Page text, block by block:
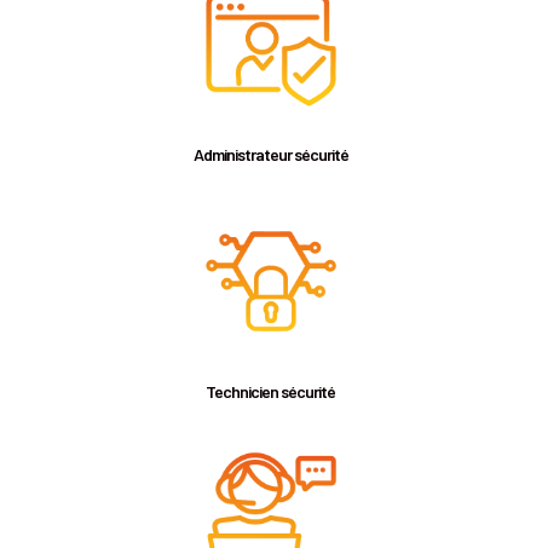
Administrateur sécurité
Technicien sécurité